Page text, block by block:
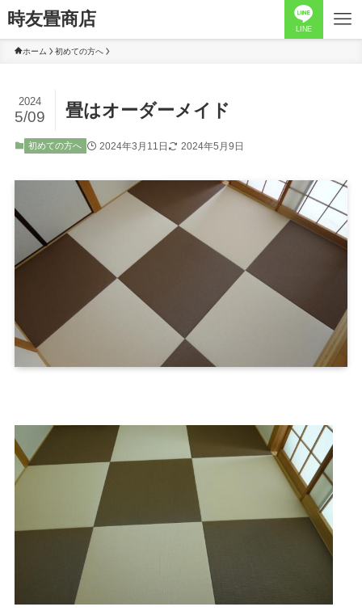
時友畳商店 LINE
ホーム 初めての方へ
畳はオーダーメイド
2024
5/09
初めての方へ 2024年3月11日 2024年5月9日